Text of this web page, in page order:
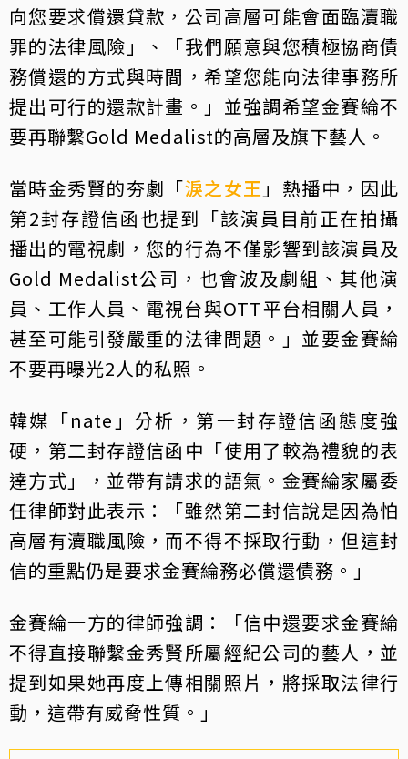
向您要求償還貸款，公司高層可能會面臨瀆職
罪的法律風險」、「我們願意與您積極協商債
務償還的方式與時間，希望您能向法律事務所
提出可行的還款計畫。」並強調希望金賽綸不
要再聯繫Gold Medalist的高層及旗下藝人。
當時金秀賢的夯劇「淚之女王 」熱播中，因此
第2封存證信函也提到「該演員目前正在拍攝
播出的電視劇，您的行為不僅影響到該演員及
Gold Medalist公司，也會波及劇組、其他演
員、工作人員、電視台與OTT平台相關人員，
甚至可能引發嚴重的法律問題。」並要金賽綸
不要再曝光2人的私照。
韓媒「nate」分析，第一封存證信函態度強
硬，第二封存證信函中「使用了較為禮貌的表
達方式」，並帶有請求的語氣。金賽綸家屬委
任律師對此表示：「雖然第二封信說是因為怕
高層有瀆職風險，而不得不採取行動，但這封
信的重點仍是要求金賽綸務必償還債務。」
金賽綸一方的律師強調：「信中還要求金賽綸
不得直接聯繫金秀賢所屬經紀公司的藝人，並
提到如果她再度上傳相關照片，將採取法律行
動，這帶有威脅性質。」